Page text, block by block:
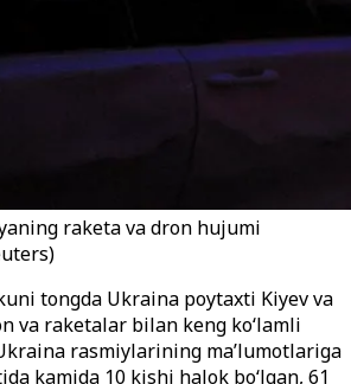
raketa va dron hujumi
tongda Ukraina poytaxti Kiyev va
va raketalar bilan keng ko‘lamli
rasmiylarining ma’lumotlariga
kamida 10 kishi halok bo‘lgan, 61